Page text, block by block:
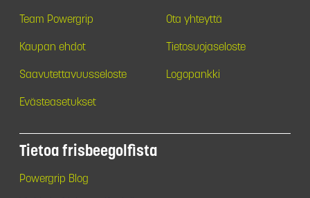
Team Powergrip Ota yhteyttä
Kaupan ehdot Tietosuojaseloste
Saavutettavuusseloste Logopankki
Evästeasetukset
Tietoa frisbeegolfista
Powergrip Blog